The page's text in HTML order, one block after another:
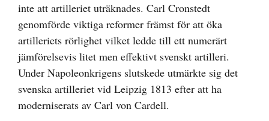
inte att artilleriet uträknades. Carl Cronstedt
genomförde viktiga reformer främst för att öka
artilleriets rörlighet vilket ledde till ett numerärt
jämförelsevis litet men effektivt svenskt artilleri.
Under Napoleonkrigens slutskede utmärkte sig det
svenska artilleriet vid Leipzig 1813 efter att ha
moderniserats av Carl von Cardell.